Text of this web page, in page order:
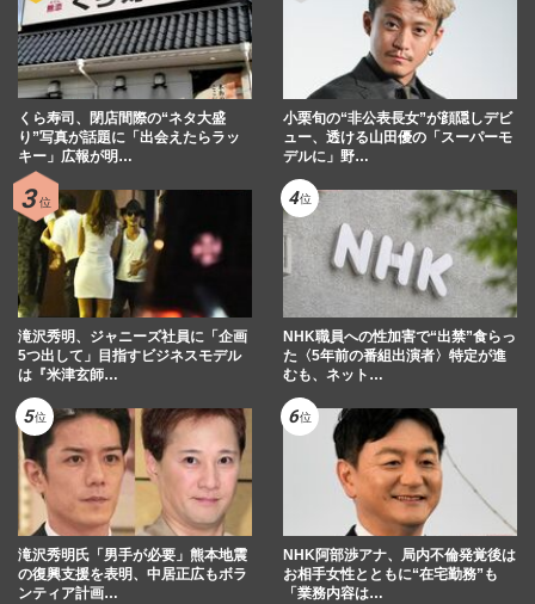
くら寿司、閉店間際の“ネタ大盛
り”写真が話題に「出会えたらラッ
キー」広報が明…
小栗旬の“非公表長女”が顔隠しデビ
ュー、透ける山田優の「スーパーモ
デルに」野…
滝沢秀明、ジャニーズ社員に「企画
5つ出して」目指すビジネスモデル
は『米津玄師…
NHK職員への性加害で“出禁”食らっ
た〈5年前の番組出演者〉特定が進
むも、ネット…
滝沢秀明氏「男手が必要」熊本地震
の復興支援を表明、中居正広もボラ
ンティア計画…
NHK阿部渉アナ、局内不倫発覚後は
お相手女性とともに“在宅勤務”も
「業務内容は…